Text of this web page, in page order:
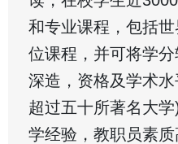
和专业课程，包括
位课程，并可将学
深造，资格及学术
超过五十所著名大
学经验，教职员素质